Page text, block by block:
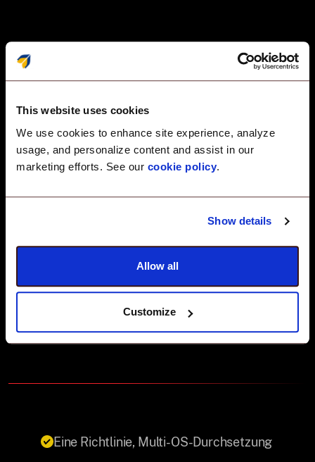
This website uses cookies
We use cookies to enhance site experience, analyze
usage, and personalize content and assist in our
marketing efforts. See our cookie policy.
Show details
Allow all
Customize
UEM-native Endpunkt-
Compliance – Für
Skalierbarkeit gebaut, für
Einfachheit entwickelt.
Veltar ist die einzige automatisierte
Compliance-Software, die speziell
keine komplexen Integrationen.
Eine Richtlinie, Multi-OS-Durchsetzung